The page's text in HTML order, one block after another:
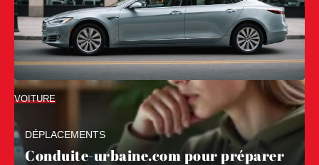
DÉPLACEMENTS
Conduite-urbaine.com pour préparer
VOITURE
Ces berlines électriques d’occasion
qui valent le détour cette année
Oubliez tout ce que vous croyez savoir sur le marché de